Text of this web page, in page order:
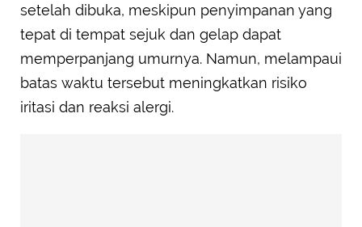
setelah dibuka, meskipun penyimpanan yang
tepat di tempat sejuk dan gelap dapat
memperpanjang umurnya. Namun, melampaui
batas waktu tersebut meningkatkan risiko
iritasi dan reaksi alergi.